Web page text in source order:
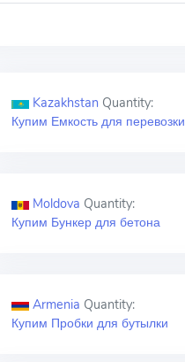
Kazakhstan Quantity:
Купим Емкость для
Moldova Quantity:
Купим Бункер для бетона
Armenia Quantity:
Купим Пробки для бутылки